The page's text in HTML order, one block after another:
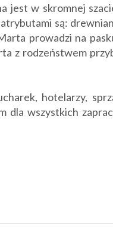
jest w skromnej
są:
prowadzi na
z rodzeństwem
hotelarzy,
dla wszystkich